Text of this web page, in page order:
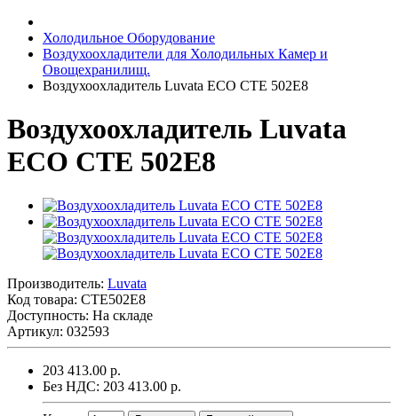
Холодильное Оборудование
Воздухоохладители для Холодильных Камер и
Овощехранилищ.
Воздухоохладитель Luvata ECO CTE 502E8
Воздухоохладитель Luvata
ECO CTE 502E8
Производитель: Luvata
Код товара: CTE502E8
Доступность: На складе
Артикул: 032593
203 413.00 р.
Без НДС: 203 413.00 р.